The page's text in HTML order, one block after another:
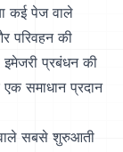
कई पेज वाले
परिवहन की
प्रबंधन की
समाधान प्रदान
वाले सबसे शुरुआती